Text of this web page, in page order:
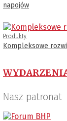
napojów
Produkty
Kompleksowe
Nasz patronat